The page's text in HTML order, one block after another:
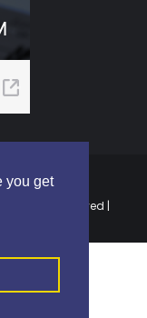
you get
All Rights Reserved |